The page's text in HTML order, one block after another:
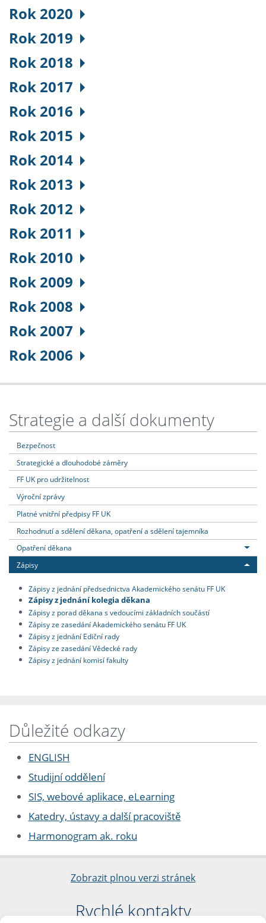
Rok 2020
Rok 2019
Rok 2018
Rok 2017
Rok 2016
Rok 2015
Rok 2014
Rok 2013
Rok 2012
Rok 2011
Rok 2010
Rok 2009
Rok 2008
Rok 2007
Rok 2006
Strategie a další dokumenty
Bezpečnost
Strategické a dlouhodobé záměry
FF UK pro udržitelnost
Výroční zprávy
Platné vnitřní předpisy FF UK
Rozhodnutí a sdělení děkana, opatření a sdělení tajemníka
Opatření děkana
Zápisy
Zápisy z jednání předsednictva Akademického senátu FF UK
Zápisy z jednání kolegia děkana
Zápisy z porad děkana s vedoucími základních součástí
Zápisy ze zasedání Akademického senátu FF UK
Zápisy z jednání Ediční rady
Zápisy ze zasedání Vědecké rady
Zápisy z jednání komisí fakulty
Důležité odkazy
ENGLISH
Studijní oddělení
SIS, webové aplikace, eLearning
Katedry, ústavy a další pracoviště
Harmonogram ak. roku
Zobrazit plnou verzi stránek
Rychlé kontakty